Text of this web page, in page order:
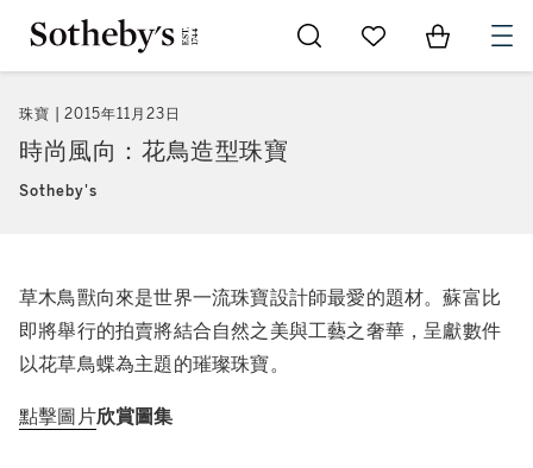
Go to My Favorites
Items in
珠寶 2015年11月23日
時尚風向：花鳥造型珠寶
Sotheby's
草木鳥獸向來是世界一流珠寶設計師最愛的題材。蘇富比
即將舉行的拍賣將結合自然之美與工藝之奢華，呈獻數件
以花草鳥蝶為主題的璀璨珠寶。
點擊圖片欣賞圖集